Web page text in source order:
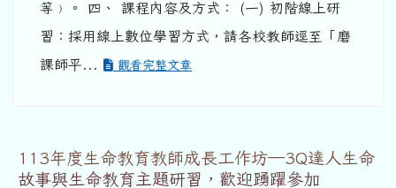
等﹚。 四、 課程內容及方式： (一) 初階線上研
習：採用線上數位學習方式，請各校教師逕至「磨
課師平...
觀看完整文章
113年度生命教育教師成長工作坊─3Q達人生命
故事與生命教育主題研習，歡迎踴躍參加